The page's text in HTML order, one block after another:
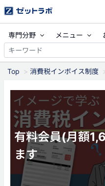
専門分野 メニュー
Top 消費税インボイス制度
有料会員(月額
ます